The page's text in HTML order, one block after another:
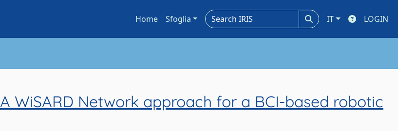
Home Sfoglia IT LOGIN
A WiSARD Network approach for a BCI-based robotic